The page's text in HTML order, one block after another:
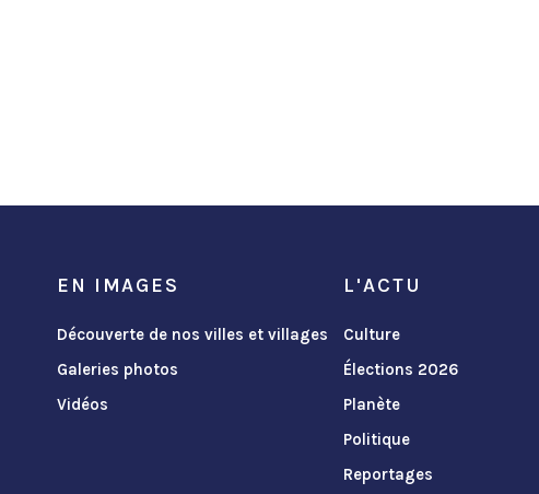
EN IMAGES
Découverte de nos villes et villages
Galeries photos
Vidéos
L'ACTU
Culture
Élections 2026
Planète
Politique
Reportages